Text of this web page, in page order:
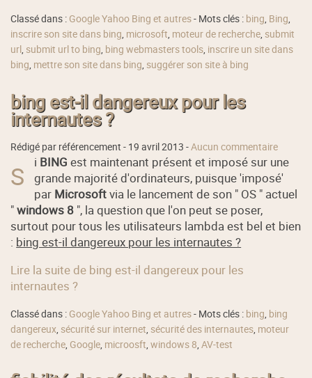
Classé dans : Google Yahoo Bing et autres- Mots clés : bing, Bing,
inscrire son site dans bing, microsoft, moteur de recherche, submit
url , submit url to bing, bing webmasters tools, inscrire un site dans
bing, mettre son site dans bing, suggérer son site à bing
bing est-il dangereux pour les
internautes ?
Rédigé par référencement - 19 avril 2013 -Aucun commentaire
S i BING est maintenant présent et imposé sur une
grande majorité d'ordinateurs, puisque 'imposé'
par Microsoftvia le lancement de son " OS " actuel
"windows 8 ", la question que l'on peut se poser,
surtout pour tous les utilisateurs lambda est bel et bien
: bing est-il dangereux pour les internautes ?
Lire la suite de bing est-il dangereux pour les
internautes ?
Classé dans : Google Yahoo Bing et autres- Mots clés : bing bing
dangereux sécurité sur internet sécurité des internautes moteur
de recherche Google microosft ,windows 8 ,AV-test